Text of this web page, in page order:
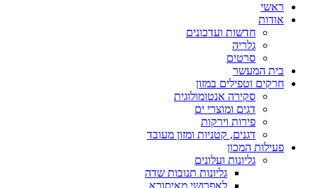
ראשי
אודות
חדשות ועדכונים
גלריה
סרטים
בית המעשר
חרקים וטפילים במזון
סקירה אנטומולוגית
דגים ומוצרי ים
פירות וירקות
דגנים, קטניות ומזון מעובד
פעילות המכון
גליונות ועלונים
גליונות תנובות שדה
לאפרושי מאיסורא